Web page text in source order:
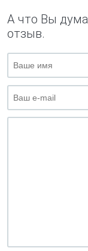
А что Вы
отзыв.